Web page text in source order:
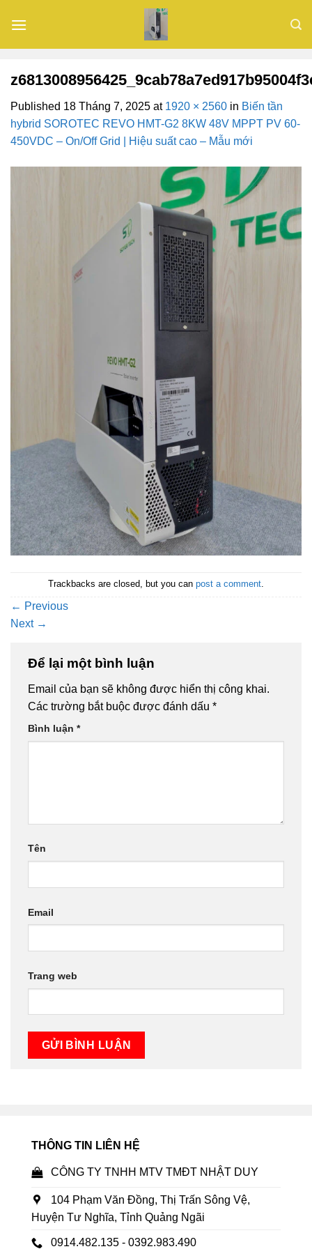
Published 18 Tháng 7, 2025 at 1920 × 2560 in Biến tần
hybrid SOROTEC REVO HMT-G2 8KW 48V MPPT PV 60-
450VDC – On/Off Grid | Hiệu suất cao – Mẫu mới
Trackbacks are closed, but you can post a comment
← Previous
Next →
Để lại một bình luận
Email của bạn sẽ không được hiển thị công khai.
Các trường bắt buộc được đánh dấu *
Bình luận *
Tên
Email
Trang web
THÔNG TIN LIÊN HỆ
CÔNG TY TNHH MTV TMĐT NHẬT DUY
104 Phạm Văn Đồng, Thị Trấn Sông Vệ,
Huyện Tư Nghĩa, Tỉnh Quảng Ngãi
0914.482.135 - 0392.983.490